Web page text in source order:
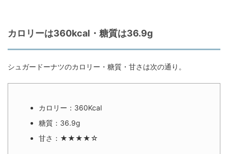
カロリーは360kcal・糖質は36.9g
シュガードーナツのカロリー・糖質・甘さは次の通り。
カロリー：360Kcal
糖質：36.9g
甘さ：★★★★☆